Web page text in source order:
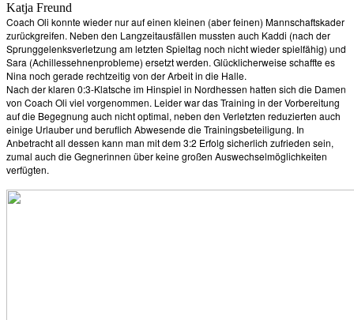
Katja Freund
Coach Oli konnte wieder nur auf einen kleinen (aber feinen) Mannschaftskader
zurückgreifen. Neben den Langzeitausfällen mussten auch Kaddi (nach der
Sprunggelenksverletzung am letzten Spieltag noch nicht wieder spielfähig) und
Sara (Achillessehnenprobleme) ersetzt werden. Glücklicherweise schaffte es
Nina noch gerade rechtzeitig von der Arbeit in die Halle.
Nach der klaren 0:3-Klatsche im Hinspiel in Nordhessen hatten sich die Damen
von Coach Oli viel vorgenommen. Leider war das Training in der Vorbereitung
auf die Begegnung auch nicht optimal, neben den Verletzten reduzierten auch
einige Urlauber und beruflich Abwesende die Trainingsbeteiligung. In
Anbetracht all dessen kann man mit dem 3:2 Erfolg sicherlich zufrieden sein,
zumal auch die Gegnerinnen über keine großen Auswechselmöglichkeiten
verfügten.